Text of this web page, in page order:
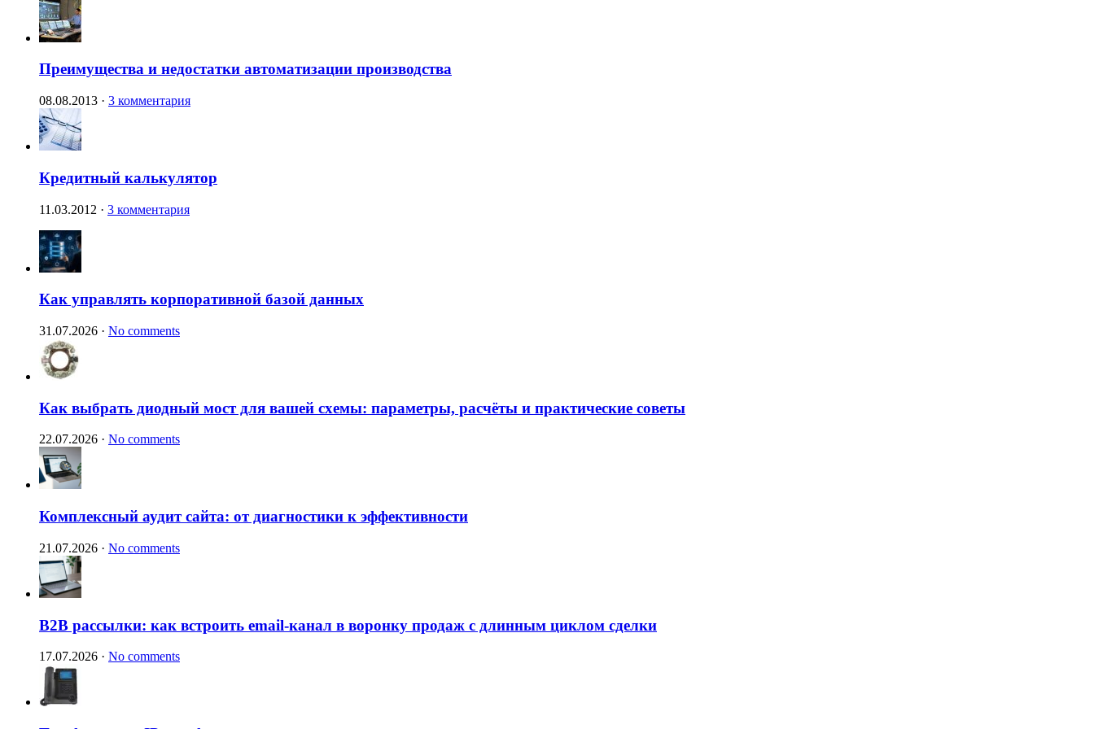
Преимущества и недостатки автоматизации производства
08.08.2013 · 3 комментария
Кредитный калькулятор
11.03.2012 · 3 комментария
Как управлять корпоративной базой данных
31.07.2026 · No comments
Как выбрать диодный мост для вашей схемы: параметры, расчёты и практические советы
22.07.2026 · No comments
Комплексный аудит сайта: от диагностики к эффективности
21.07.2026 · No comments
B2B рассылки: как встроить email-канал в воронку продаж с длинным циклом сделки
17.07.2026 · No comments